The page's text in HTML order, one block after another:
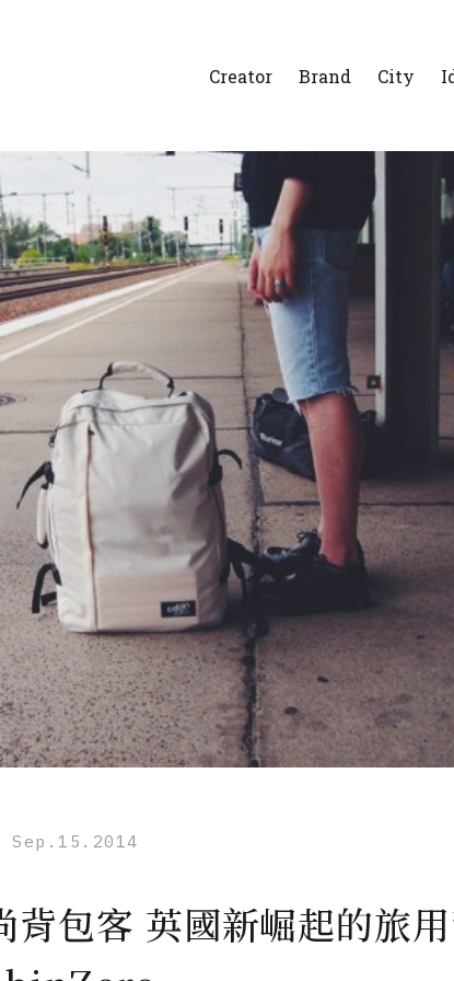
Creator Brand City
Sep.15.2014
背包客 英國新崛起的旅